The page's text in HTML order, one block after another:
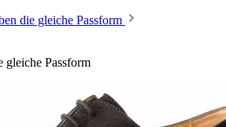
die gleiche Passform
gleiche Passform